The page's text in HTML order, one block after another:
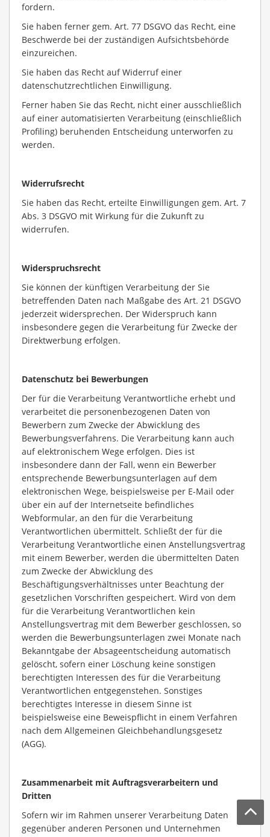
fordern.
Sie haben ferner gem. Art. 77 DSGVO das Recht, eine
Beschwerde bei der zuständigen Aufsichtsbehörde
einzureichen.
Sie haben das Recht auf Widerruf einer
datenschutzrechtlichen Einwilligung.
Ferner haben Sie das Recht, nicht einer ausschließlich
auf einer automatisierten Verarbeitung (einschließlich
Profiling) beruhenden Entscheidung unterworfen zu
werden.
Widerrufsrecht
Sie haben das Recht, erteilte Einwilligungen gem. Art. 7
Abs. 3 DSGVO mit Wirkung für die Zukunft zu
widerrufen.
Widerspruchsrecht
Sie können der künftigen Verarbeitung der Sie
betreffenden Daten nach Maßgabe des Art. 21 DSGVO
jederzeit widersprechen. Der Widerspruch kann
insbesondere gegen die Verarbeitung für Zwecke der
Direktwerbung erfolgen.
Datenschutz bei Bewerbungen
Der für die Verarbeitung Verantwortliche erhebt und
verarbeitet die personenbezogenen Daten von
Bewerbern zum Zwecke der Abwicklung des
Bewerbungsverfahrens. Die Verarbeitung kann auch
auf elektronischem Wege erfolgen. Dies ist
insbesondere dann der Fall, wenn ein Bewerber
entsprechende Bewerbungsunterlagen auf dem
elektronischen Wege, beispielsweise per E-Mail oder
über ein auf der Internetseite befindliches
Webformular, an den für die Verarbeitung
Verantwortlichen übermittelt. Schließt der für die
Verarbeitung Verantwortliche einen Anstellungsvertrag
mit einem Bewerber, werden die übermittelten Daten
zum Zwecke der Abwicklung des
Beschäftigungsverhältnisses unter Beachtung der
gesetzlichen Vorschriften gespeichert. Wird von dem
für die Verarbeitung Verantwortlichen kein
Anstellungsvertrag mit dem Bewerber geschlossen, so
werden die Bewerbungsunterlagen zwei Monate nach
Bekanntgabe der Absageentscheidung automatisch
gelöscht, sofern einer Löschung keine sonstigen
berechtigten Interessen des für die Verarbeitung
Verantwortlichen entgegenstehen. Sonstiges
berechtigtes Interesse in diesem Sinne ist
beispielsweise eine Beweispflicht in einem Verfahren
nach dem Allgemeinen Gleichbehandlungsgesetz
(AGG).
Zusammenarbeit mit Auftragsverarbeitern und
Dritten
Sofern wir im Rahmen unserer Verarbeitung Daten
gegenüber anderen Personen und Unternehmen